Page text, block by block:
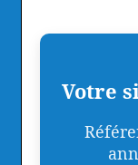
Votre